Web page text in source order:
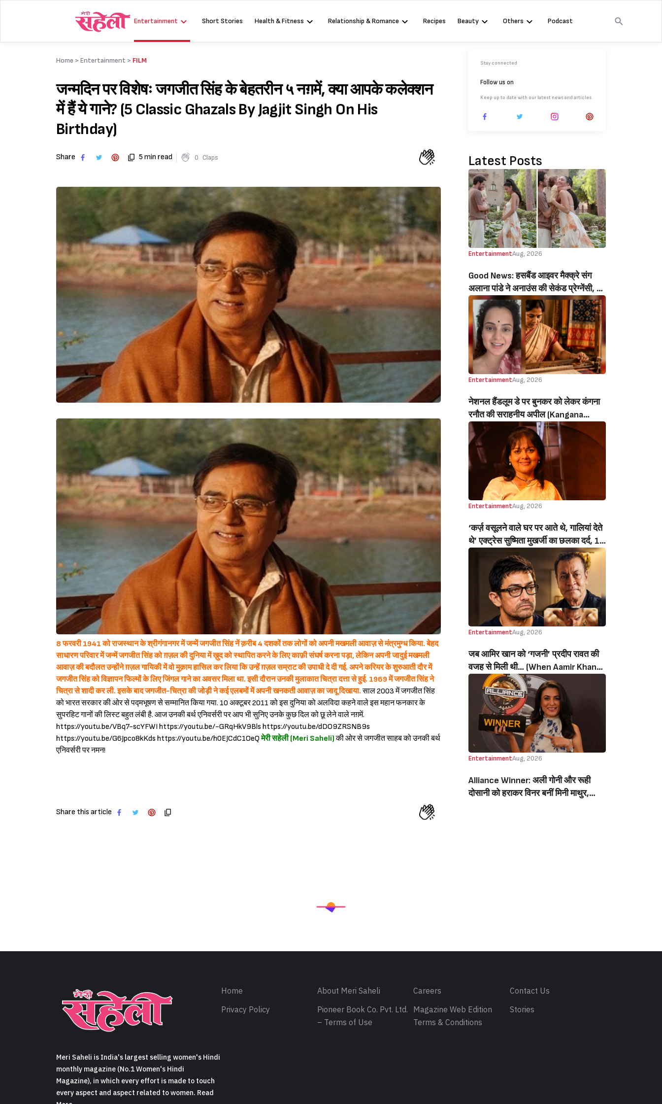
Entertainment Short Stories Health & Fitness Relationship & Romance Recipes Beauty Others Podcast
Home > Entertainment > FILM
जन्मदिन पर विशेषः जगजीत सिंह के बेहतरीन ५ नग़में, क्या आपके कलेक्शन
में हैं ये गाने? (5 Classic Ghazals By Jagjit Singh On His
Birthday)
Share 5 min read 0 Claps
8 फरवरी 1941 को राजस्थान के श्रीगंगानगर में जन्में जगजीत सिंह नें क़रीब 4 दशकों तक लोगों को अपनी मखमली आवाज़ से मंत्रमुग्ध किया. बेहद
साधारण परिवार में जन्में जगजीत सिंह को ग़ज़ल की दुनिया में ख़ुद को स्थापित करने के लिए काफ़ी संघर्ष करना पड़ा, लेकिन अपनी जादुई मखमली
आवाज़ की बदौलत उन्होंने ग़ज़ल गायिकी में वो मुक़ाम हासिल कर लिया कि उन्हें ग़ज़ल सम्राट की उपाधी दे दी गई. अपने करियर के शुरुआती दौर में
जगजीत सिंह को विज्ञापन फिल्मों के लिए जिंगल गाने का अवसर मिला था. इसी दौरान उनकी मुलाकात चित्रा दत्ता से हुई. 1969 में जगजीत सिंह ने
चित्रा से शादी कर ली. इसके बाद जगजीत-चित्रा की जोड़ी ने कई एलबमों में अपनी खनकती आवाज़ का जादू दिखाया. साल 2003 में जगजीत सिंह
को भारत सरकार की ओर से पद्मभूषण से सम्मानित किया गया. 10 अक्टूबर 2011 को इस दुनिया को अलविदा कहने वाले इस महान फनकार के
सुपरहिट गानों की लिस्ट बहुत लंबी है. आज उनकी बर्थ एनिवर्सरी पर आप भी सुनिए उनके कुछ दिल को छू लेने वाले नग़में.
https://youtu.be/VBq7-scYFWI https://youtu.be/-GRqHkV9Bls https://youtu.be/dDO9ZRSNB9s
https://youtu.be/G6Jpco8kKds https://youtu.be/h0EJCdC1OeQमेरी सहेली (Meri Saheli)की ओर से जगजीत साहब को उनकी बर्थ
एनिवर्सरी पर नमन!
Share this article
Stay connected
Follow us on
Keep up to date with our latest news and articles.
Latest Posts
EntertainmentAug, 2026
Good News: हसबैंड आइवर मैक्क्रे संग
अलाना पांडे ने अनाउंस की सेकंड प्रेग्नेंसी, बेटे
रिवर संग शेयर किया क्यूटेस्ट वीडियो
(Alanna Panday Announces Second
Pregnancy With Husband Ivor
Mccray, Shares Cutest Video With
Son River)
EntertainmentAug, 2026
नेशनल हैंडलूम डे पर बुनकर को लेकर कंगना
रनौत की सराहनीय अपील (Kangana
Ranaut’s Commendable Appeal
Regarding Weavers On National
Handloom Day)
EntertainmentAug, 2026
‘कर्ज़ वसूलने वाले घर पर आते थे, गालियां देते
थे’ एक्ट्रेस सुष्मिता मुखर्जी का छलका दर्द, 1
करोड़ का कर्ज उतारने के लिए करनी पड़ी थी
C ग्रेड फिल्में, बोलीं- ‘मैंने अपनी आत्मा बेच दी
थी’ (‘I Sold My Soul’ Actress
Sushmita Mukherjee Recalls Doing
C-Grade Films To Pay Loan)
EntertainmentAug, 2026
जब आमिर खान को ‘गजनी’ प्रदीप रावत की
वजह से मिली थी… (When Aamir Khan
Got ‘Ghajini’ Because Of Pradeep
Rawat)
EntertainmentAug, 2026
Alliance Winner: अली गोनी और रूही
दोसानी को हराकर विनर बनीं मिनी माथुर,
Meri Saheli is India's largest selling women's Hindi
monthly magazine (No.1 Women's Hindi
Magazine), in which every effort is made to touch
every aspect and aspect related to women. Read
Home About Meri Saheli Careers
Contact Us
Privacy Policy
Pioneer Book Co. Pvt. Ltd.
– Terms of Use
Magazine Web Edition
Terms & Conditions
Stories